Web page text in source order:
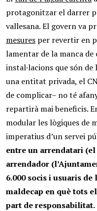
protagonitzar el darrer
vallesana. El govern va
mesures per revertir en
lamentar de la manca de
instal·lacions que són
una entitat privada, el
de complicar– no té
repartirà mai beneficis.
modular les lògiques de
imperatius d’un servei
entre un arrendatari
arrendador
6.000 socis i usuaris de
maldecap en què tots
part de responsabilitat.